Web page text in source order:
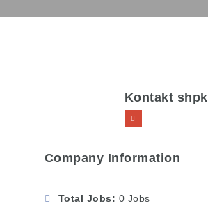
Kontakt shpk
Company Information
Total Jobs
0 Jobs